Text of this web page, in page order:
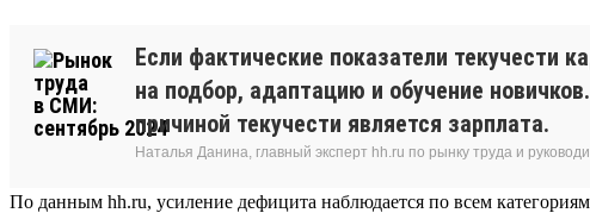
Если фактические показатели текучести
на подбор, адаптацию и обучение
причиной текучести является зарплата.
Наталья Данина, главный эксперт hh.ru по рынку труда и
По данным hh.ru, усиление дефицита наблюдается по всем